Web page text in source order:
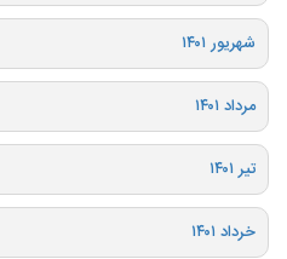
شهریور ۱۴۰۱
مرداد ۱۴۰۱
تیر ۱۴۰۱
خرداد ۱۴۰۱